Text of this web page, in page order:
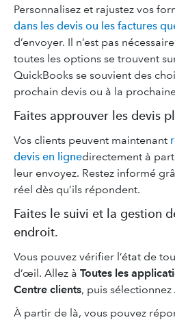
Personnalisez et rajustez vos
dans les devis ou les factures
d’envoyer. Il n’est pas
toutes les options se trouvent
QuickBooks se souvient des
prochain devis ou à la
Faites approuver les devis
Vos clients peuvent maintenant
devis en lignedirectement à
leur envoyez. Restez informé
réel dès qu’ils répondent.
Faites le suivi et la gestion
endroit.
Vous pouvez vérifier l’état de
d’œil. Allez à Toutes les
Centre clients, puis sélectionnez
À partir de là, vous pouvez